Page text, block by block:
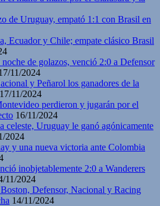
de Uruguay, empató 1:1 con Brasil en
Ecuador y Chile; empate clásico Brasil
de golazos, venció 2:0 a Defensor
11/2024
y Peñarol los ganadores de la
17/11/2024
perdieron y jugarán por el
16/11/2024
celeste, Uruguay le ganó agónicamente
2024
y una nueva victoria ante Colombia
inobjetablemente 2:0 a Wanderers
11/2024
Defensor, Nacional y Racing
14/11/2024